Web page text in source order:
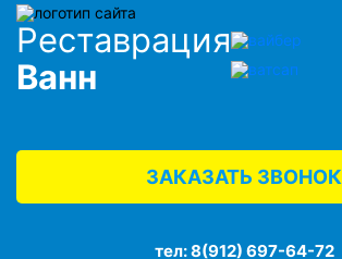
Реставрация
Ванн
ЗАКАЗАТЬ ЗВОНОК
тел:8(912) 697-64-72